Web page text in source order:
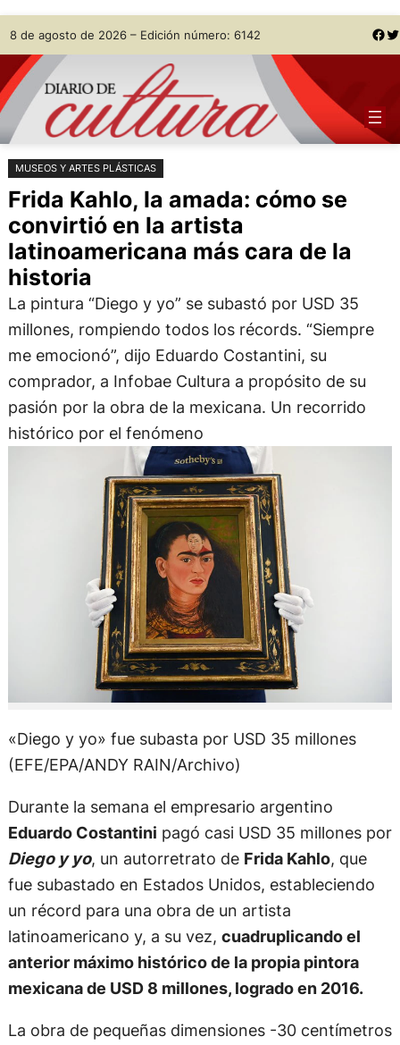
Saltar
al
contenido
Skip
to
content
8 de agosto de 2026 – Edición número: 6142 Facebook Twitter
MUSEOS Y ARTES PLÁSTICAS
Frida Kahlo, la amada: cómo se
convirtió en la artista
latinoamericana más cara de la
historia
La pintura “Diego y yo” se subastó por USD 35
millones, rompiendo todos los récords. “Siempre
me emocionó”, dijo Eduardo Costantini, su
comprador, a Infobae Cultura a propósito de su
pasión por la obra de la mexicana. Un recorrido
histórico por el fenómeno
«Diego y yo» fue subasta por USD 35 millones
(EFE/EPA/ANDY RAIN/Archivo)
Durante la semana el empresario argentino
Eduardo Costantini pagó casi USD 35 millones por
Diego y yo, un autorretrato de Frida Kahlo, que
fue subastado en Estados Unidos, estableciendo
un récord para una obra de un artista
latinoamericano y, a su vez, cuadruplicando el
anterior máximo histórico de la propia pintora
mexicana de USD 8 millones, logrado en 2016.
La obra de pequeñas dimensiones -30 centímetros